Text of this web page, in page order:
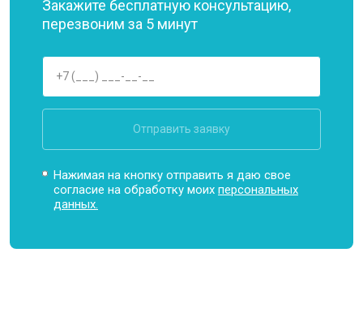
Закажите бесплатную консультацию,
перезвоним за 5 минут
Отправить заявку
Нажимая на кнопку отправить я даю свое
согласие на обработку моихперсональных
данных.